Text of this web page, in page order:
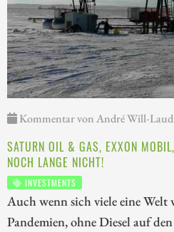
Kommentar von André Will-
SATURN OIL & GAS, EXXON
NOCH LANGE NICHT!
INVESTMENTS
Auch wenn sich viele eine
Pandemien, ohne Diesel auf